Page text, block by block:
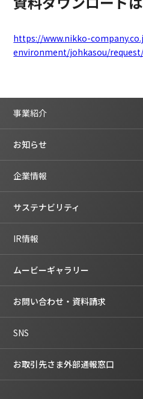
https://www.nikko-
environment/johkasou/
事業紹介
お知らせ
企業情報
サステナビリティ
IR情報
ムービーギャラリー
お問い合わせ・資料請求
SNS
お取引先さま外部通報窓口